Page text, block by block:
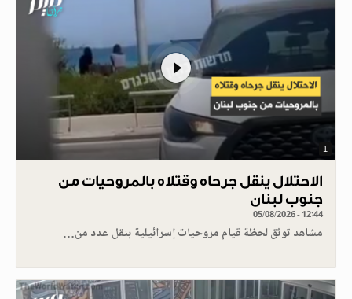
1
الاحتلال ينقل جرحاه وقتلاه بالمروحيات من
جنوب لبنان
05/08/2026 - 12:44
مشاهد توثق لحظة قيام مروحيات إسرائيلية بنقل عدد من…